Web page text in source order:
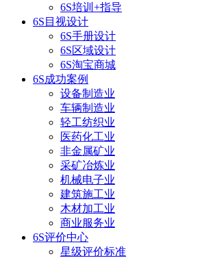
6S培训+指导
6S目视设计
6S手册设计
6S区域设计
6S淘宝商城
6S成功案例
设备制造业
车辆制造业
轻工纺织业
医药化工业
非金属矿业
采矿冶炼业
机械电子业
建筑施工业
木材加工业
商业服务业
6S评价中心
星级评价标准